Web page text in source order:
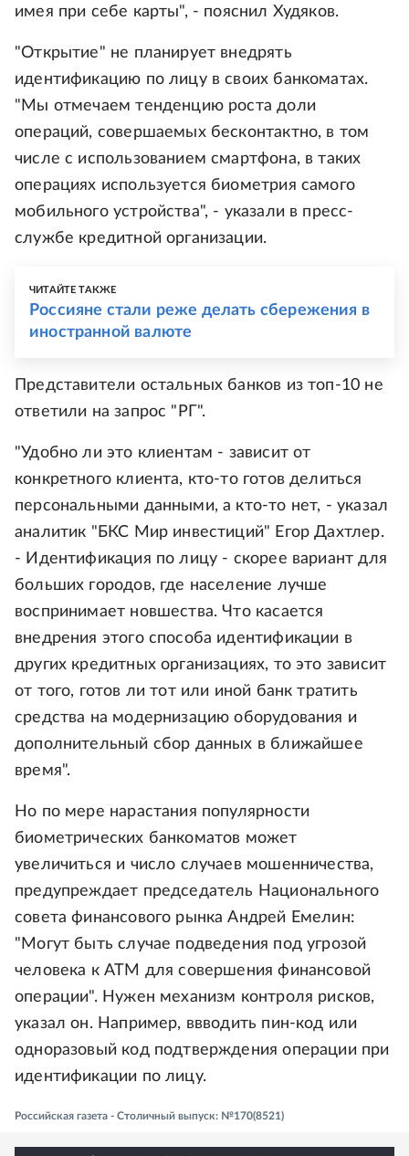
имея при себе карты", - пояснил Худяков.
"Открытие" не планирует внедрять
идентификацию по лицу в своих банкоматах.
"Мы отмечаем тенденцию роста доли
операций, совершаемых бесконтактно, в том
числе с использованием смартфона, в таких
операциях используется биометрия самого
мобильного устройства", - указали в пресс-
службе кредитной организации.
ЧИТАЙТЕ ТАКЖЕ
Россияне стали реже делать сбережения в
иностранной валюте
Представители остальных банков из топ-10 не
ответили на запрос "РГ".
"Удобно ли это клиентам - зависит от
конкретного клиента, кто-то готов делиться
персональными данными, а кто-то нет, - указал
аналитик "БКС Мир инвестиций" Егор Дахтлер.
- Идентификация по лицу - скорее вариант для
больших городов, где население лучше
воспринимает новшества. Что касается
внедрения этого способа идентификации в
других кредитных организациях, то это зависит
от того, готов ли тот или иной банк тратить
средства на модернизацию оборудования и
дополнительный сбор данных в ближайшее
время".
Но по мере нарастания популярности
биометрических банкоматов может
увеличиться и число случаев мошенничества,
предупреждает председатель Национального
совета финансового рынка Андрей Емелин:
"Могут быть случае подведения под угрозой
человека к АТМ для совершения финансовой
операции". Нужен механизм контроля рисков,
указал он. Например, ввводить пин-код или
одноразовый код подтверждения операции при
идентификации по лицу.
Российская газета - Столичный выпуск: №170(8521)